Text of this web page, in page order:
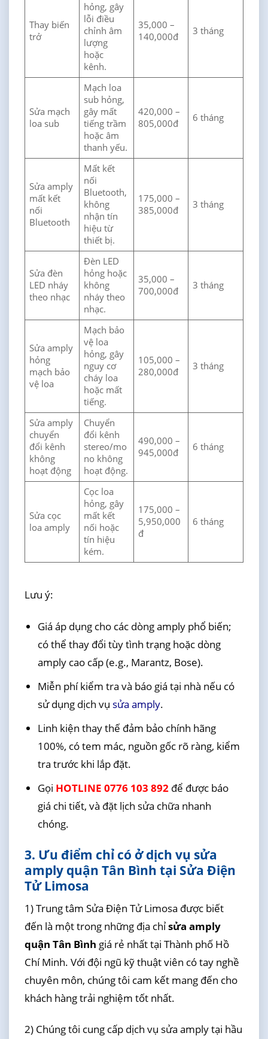
Thay biến
trở
hỏng, gây
lỗi điều
chỉnh âm
lượng
hoặc
kênh.
35,000 –
140,000đ
3 tháng
Sửa mạch
loa sub
Mạch loa
sub hỏng,
gây mất
tiếng trầm
hoặc âm
thanh yếu.
420,000 –
805,000đ
6 tháng
Sửa amply
mất kết
nối
Bluetooth
Mất kết
nối
Bluetooth,
không
nhận tín
hiệu từ
thiết bị.
175,000 –
385,000đ
3 tháng
Sửa đèn
LED nháy
theo nhạc
Đèn LED
hỏng hoặc
không
nháy theo
nhạc.
35,000 –
700,000đ
3 tháng
Sửa amply
hỏng
mạch bảo
vệ loa
Mạch bảo
vệ loa
hỏng, gây
nguy cơ
cháy loa
hoặc mất
tiếng.
105,000 –
280,000đ
3 tháng
Sửa amply
chuyển
đổi kênh
không
hoạt động
Chuyển
đổi kênh
stereo/mo
no không
hoạt động.
490,000 –
945,000đ
6 tháng
Sửa cọc
loa amply
Cọc loa
hỏng, gây
mất kết
nối hoặc
tín hiệu
kém.
175,000 –
5,950,000
đ
6 tháng
Lưu ý:
Giá áp dụng cho các dòng amply phổ biến;
có thể thay đổi tùy tình trạng hoặc dòng
amply cao cấp (e.g., Marantz, Bose).
Miễn phí kiểm tra và báo giá tại nhà nếu có
sử dụng dịch vụ sửa amply.
Linh kiện thay thế đảm bảo chính hãng
100%, có tem mác, nguồn gốc rõ ràng, kiểm
tra trước khi lắp đặt.
Gọi HOTLINE 0776 103 892để được báo
giá chi tiết, và đặt lịch sửa chữa nhanh
chóng.
3. Ưu điểm chỉ có ở dịch vụ sửa
amply quận Tân Bình tại Sửa Điện
Tử Limosa
1) Trung tâm Sửa Điện Tử Limosa được biết
đến là một trong những địa chỉsửa amply
quận Tân Bình giá rẻ nhất tại Thành phố Hồ
Chí Minh. Với đội ngũ kỹ thuật viên có tay nghề
chuyên môn, chúng tôi cam kết mang đến cho
khách hàng trải nghiệm tốt nhất.
2) Chúng tôi cung cấp dịch vụ sửa amply tại hầu